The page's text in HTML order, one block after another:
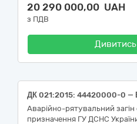
20 290 000,00 UAH
з ПДВ
Дивитись
Аварійно-рятувальний загін
призначення ГУ ДСНС